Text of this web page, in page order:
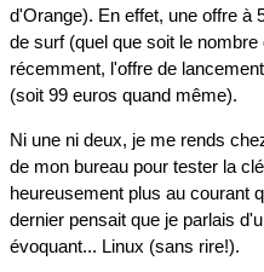
d'Orange). En effet, une offre à
de surf (quel que soit le
récemment, l'offre de
(soit 99 euros quand même).
Ni une ni deux, je me rends
de mon bureau pour tester la
heureusement plus au courant
dernier pensait que je parlais
évoquant... Linux (sans rire!).